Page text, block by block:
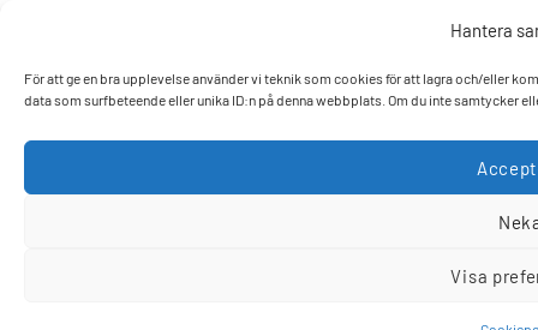
Hantera
För att ge en bra upplevelse använder vi teknik som cookies för att lagra och/eller
data som surfbeteende eller unika ID:n på denna webbplats. Om du inte samtycker
Visa